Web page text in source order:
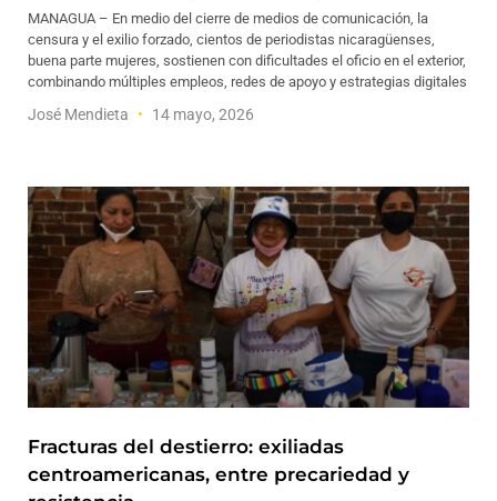
MANAGUA – En medio del cierre de medios de comunicación, la
censura y el exilio forzado, cientos de periodistas nicaragüenses,
buena parte mujeres, sostienen con dificultades el oficio en el exterior,
combinando múltiples empleos, redes de apoyo y estrategias digitales
José Mendieta 14 mayo, 2026
Fracturas del destierro: exiliadas
centroamericanas, entre precariedad y